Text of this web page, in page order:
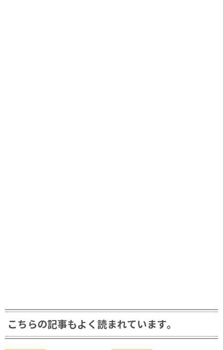
こちらの記事もよく読まれています。